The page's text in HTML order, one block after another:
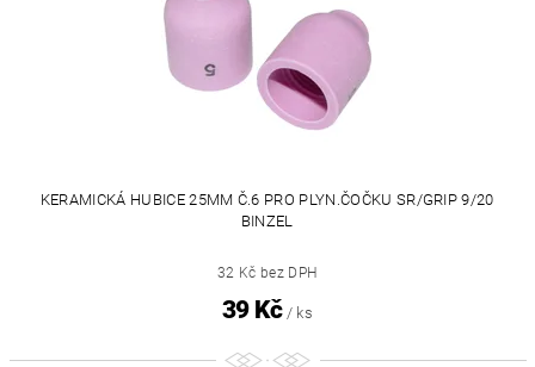
KERAMICKÁ HUBICE 25MM Č.6 PRO PLYN.ČOČKU SR/GRIP 9/20
BINZEL
32 Kč bez DPH
39 Kč / ks